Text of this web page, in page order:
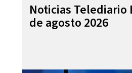
Noticias Telediario
de agosto 2026